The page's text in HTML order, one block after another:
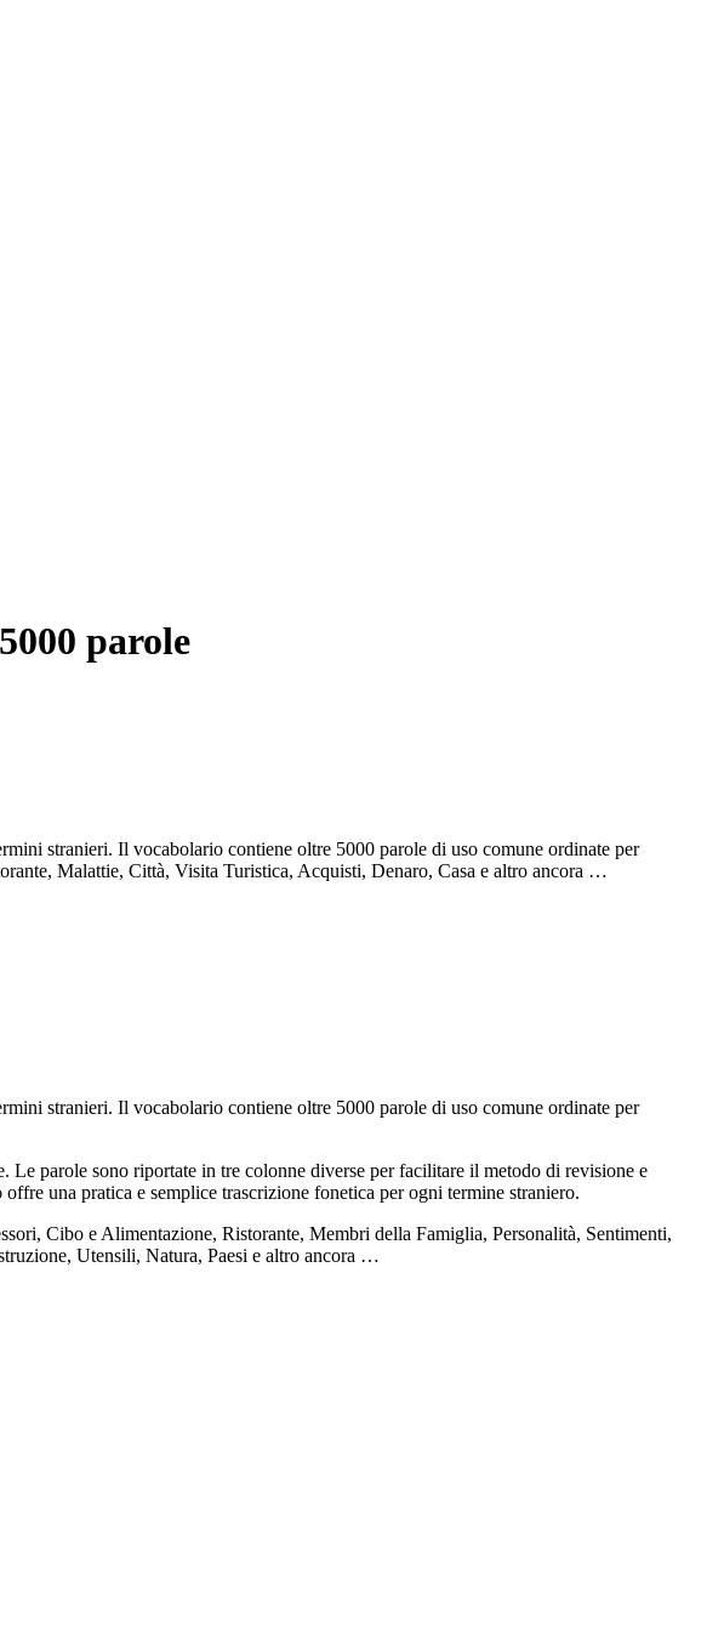
parole
stranieri. Il vocabolario contiene oltre 5000 parole di uso comune ordinate per
Malattie, Città, Visita Turistica, Acquisti, Denaro, Casa e altro ancora …
stranieri. Il vocabolario contiene oltre 5000 parole di uso comune ordinate per
parole sono riportate in tre colonne diverse per facilitare il metodo di revisione e
una pratica e semplice trascrizione fonetica per ogni termine straniero.
Cibo e Alimentazione, Ristorante, Membri della Famiglia, Personalità, Sentimenti,
Utensili, Natura, Paesi e altro ancora …